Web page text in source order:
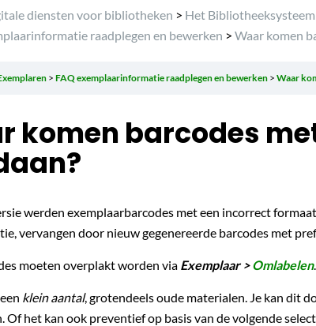
diensten voor bibliotheken > Het Bibliotheeksysteem
raadplegen en bewerken > Waar komen
FAQ exemplaarinformatie raadplegen en bewerken Waar
komen barcodes
werden exemplaarbarcodes met een incorrect
vervangen door nieuw gegenereerde barcodes met
moeten overplakt worden via Exemplaar >Omlabelen.
klein aantal, grotendeels oude materialen. Je kan dit
Of het kan ook preventief op basis van de volgende